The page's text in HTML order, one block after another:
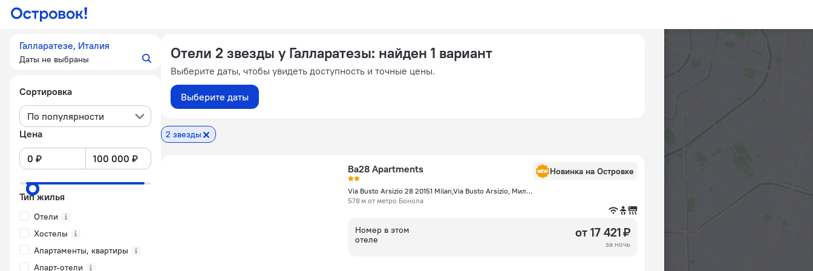
Галларатезе, Италия
Даты не выбраны
Сортировка
По популярности
Цена
Тип жилья
Отели
Хостелы
Апартаменты, квартиры
Апарт-отели
Отели 2 звезды у Галларатезы: найден 1 вариант
Выберите даты, чтобы увидеть доступность и точные цены.
Выберите даты
2 звезды
Ba28 Apartments
Via Busto Arsizio 28 20151 Milan,Via Busto Arsizio, Милан
578 м от метро Бонола
Новинка на Островке
Номер в этом
отеле
от 17 421 ₽
за ночь